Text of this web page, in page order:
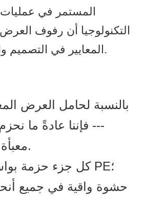
المستمر في عمليات
التكنولوجيا أن رفوف العرض
المعايير في التصميم والتصنيع والجودة.
بالنسبة لحامل العرض
فإننا عادةً ما نحزم بهذه الطريقة ---
1. معبأة غير مجمعة.